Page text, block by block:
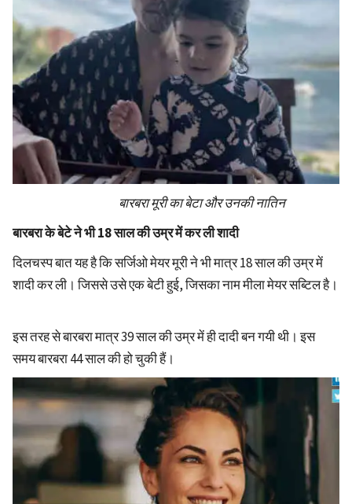
बारबरा मूरी का बेटा और उनकी नातिन
बारबरा के बेटे ने भी 18 साल की उम्र में कर ली शादी
दिलचस्प बात यह है कि सर्जिओ मेयर मूरी ने भी मात्र 18 साल की उम्र में
शादी कर ली। जिससे उसे एक बेटी हुई, जिसका नाम मीला मेयर सब्टिल है।
इस तरह से बारबरा मात्र 39 साल की उम्र में ही दादी बन गयी थी। इस
समय बारबरा 44 साल की हो चुकी हैं।